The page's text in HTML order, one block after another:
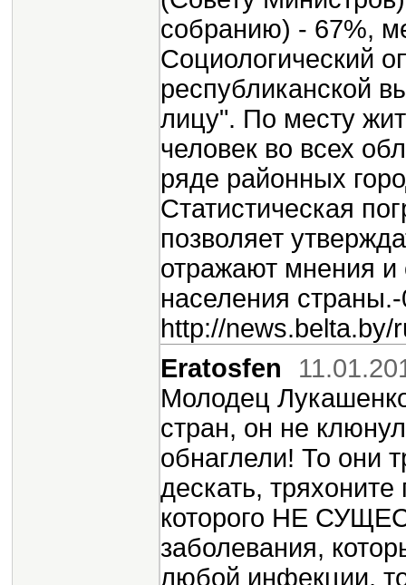
собранию) - 67%,
Социологический
республиканской
лицу". По месту
человек во всех
ряде районных
Статистическая
позволяет
отражают мнения и
населения
http://news.belta.by/
Eratosfen
Молодец
стран, он не
обнаглели! То они
дескать,
которого НЕ
заболевания,
любой инфекции,